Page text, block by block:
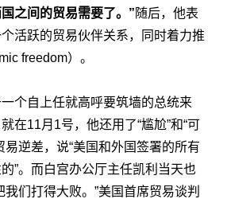
之间的贸易需要了。”随后，他表
活跃的贸易伙伴关系，同时着力推
freedom）。
个自上任就高呼要筑墙的总统来
在11月1号，他还用了“尴尬”和“可
易逆差，说“美国和外国签署的所有
”。而白宫办公厅主任凯利当天也
我们打得大败。”美国首席贸易谈判